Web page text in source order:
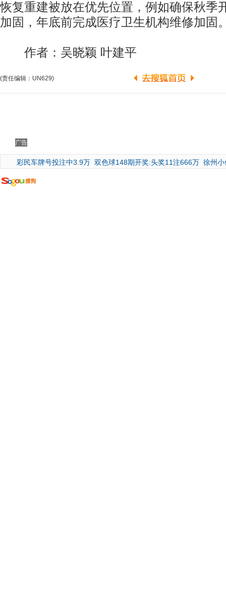
恢复重建被放在优先位置，例如确保秋季
加固，年底前完成医疗卫生机构维修加固
作者：吴晓颖 叶建平
(责任编辑：UN629)
广告
彩民车牌号投注中3.9万 双色球148期开奖:头奖11注666万 徐州